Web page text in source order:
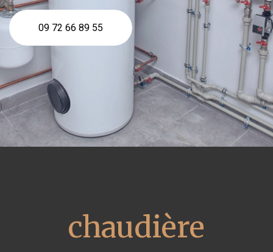
09 72 66 89 55
chaudière